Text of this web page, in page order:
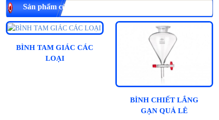
Sản phẩm cùng loại
BÌNH TAM GIÁC CÁC
LOẠI
BÌNH CHIẾT LẮNG
GẠN QUẢ LÊ